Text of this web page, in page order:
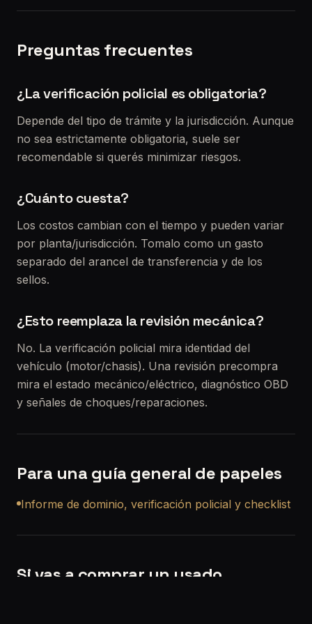
Preguntas frecuentes
¿La verificación policial es obligatoria?
Depende del tipo de trámite y la jurisdicción. Aunque
no sea estrictamente obligatoria, suele ser
recomendable si querés minimizar riesgos.
¿Cuánto cuesta?
Los costos cambian con el tiempo y pueden variar
por planta/jurisdicción. Tomalo como un gasto
separado del arancel de transferencia y de los
sellos.
¿Esto reemplaza la revisión mecánica?
No. La verificación policial mira identidad del
vehículo (motor/chasis). Una revisión precompra
mira el estado mecánico/eléctrico, diagnóstico OBD
y señales de choques/reparaciones.
Para una guía general de papeles
Informe de dominio, verificación policial y checklist
Si vas a comprar un usado